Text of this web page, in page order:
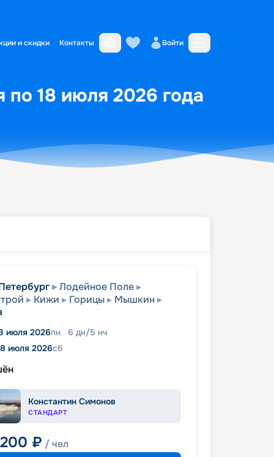
и скидки Контакты Войти
по 18 июля 2026 года
Лодейное Поле
Кижи Горицы
Мышкин
июля 2026пн 6 дн/5 нч
июля 2026сб
Константин Симонов
СТАНДАРТ
₽ / чел